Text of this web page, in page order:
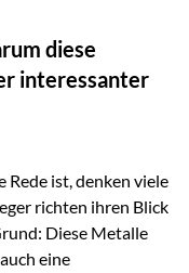
eine
Wertspeicher.
geopolitische
in
dieser
diese
interessanter
ist, denken viele
richten ihren Blick
Diese Metalle
eine